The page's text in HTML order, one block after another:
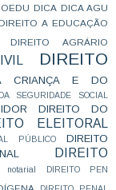
DICA DICA AGU
A EDUCAÇÃO
DIREITO AGRÁRIO
DIREITO
CRIANÇA E DO
SEGURIDADE SOCIAL
DIREITO DO
ELEITORAL
PÚBLICO
DIREITO
DIREITO
notarial DIREITO PEN